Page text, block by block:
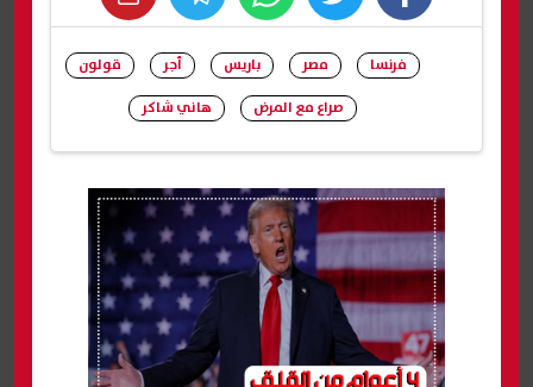
facebook
twitter
whats
فرنسا مصر باريس أجر
قولون
صراع مع المرض
هاني شاكر